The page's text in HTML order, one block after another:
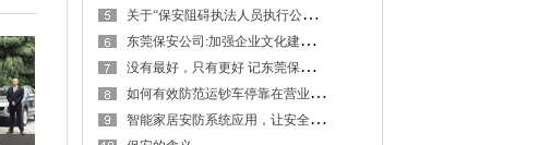
关
于“保安阻碍执法人员执行公务”问题的探讨
东
莞保安公司:加强企业文化建设,以文化力激活生产力
没
有最好，只有更好 记东莞保安服务公司第九大队保安班班长李成杰
如
何有效防范运钞车停靠在营业网点进行装卸款箱作业及款箱交接过程的操作风险
智
能家居安防系统应用，让安全更有保障---以东莞保安服务公司为例